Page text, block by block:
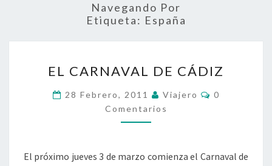
Navegando Por
Etiqueta: España
CARNAVAL
DE
CÁDIZ
EL CARNAVAL DE CÁDIZ
28 Febrero, 2011 Viajero Comentarios
0
Comentarios
El próximo jueves 3 de marzo comienza el Carnaval de